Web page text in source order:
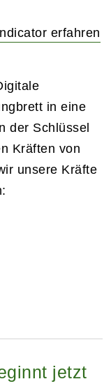
erfahren
in eine
der Schlüssel
Kräften von
unsere Kräfte
jetzt